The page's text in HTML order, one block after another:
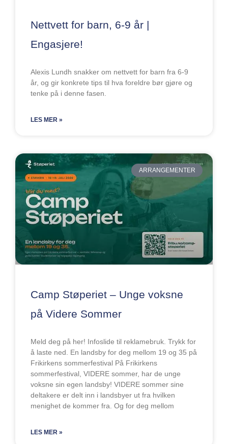
Nettvett for barn, 6-9 år |
Engasjere!
Alexis Lundh snakker om nettvett for barn fra 6-9
år, og gir konkrete tips til hva foreldre bør gjøre og
tenke på i denne fasen.
LES MER »
ARRANGEMENTER
Camp Støperiet – Unge voksne
på Videre Sommer
Meld deg på her! Infoslide til reklamebruk. Trykk for
å laste ned. En landsby for deg mellom 19 og 35 på
Frikirkens sommerfestival På Frikirkens
sommerfestival, VIDERE sommer, har de unge
voksne sin egen landsby! VIDERE sommer sine
deltakere er delt inn i landsbyer ut fra hvilken
menighet de kommer fra. Og for deg mellom
LES MER »